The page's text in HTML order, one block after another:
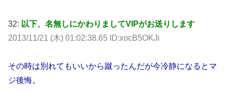
32: 以下、名無しにかわりましてVIPがお送りします
2013/11/21 (木) 01:02:38.65 ID:xocB5OKJi
その時は別れてもいいから蹴ったんだが今冷静になるとマ
ジ後悔。